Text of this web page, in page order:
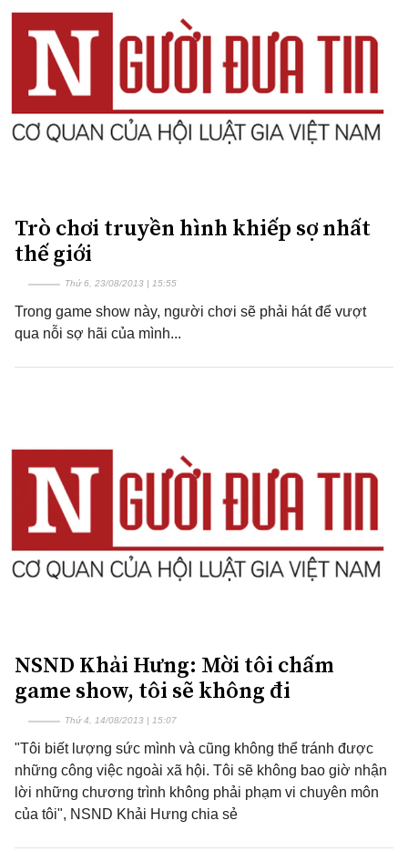
Trò chơi truyền hình khiếp sợ nhất
thế giới
Thứ 6, 23/08/2013 | 15:55
Trong game show này, người chơi sẽ phải hát để vượt
qua nỗi sợ hãi của mình...
NSND Khải Hưng: Mời tôi chấm
game show, tôi sẽ không đi
Thứ 4, 14/08/2013 | 15:07
"Tôi biết lượng sức mình và cũng không thể tránh được
những công việc ngoài xã hội. Tôi sẽ không bao giờ nhận
lời những chương trình không phải phạm vi chuyên môn
của tôi", NSND Khải Hưng chia sẻ